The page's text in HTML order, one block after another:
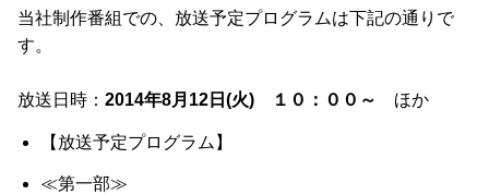
当社制作番組での、放送予定プログラムは下記の通りで
す。
放送日時： 2014年8月12日(火) １０：００～ ほか
【放送予定プログラム】
≪第一部≫